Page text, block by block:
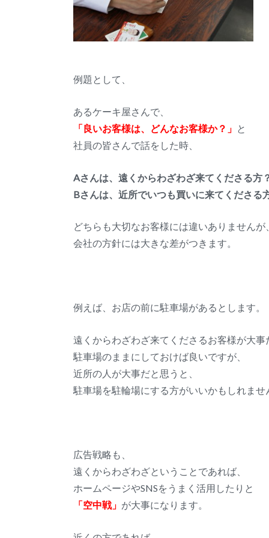
例題として、
あるケーキ屋さんで、
「良いお客様は、どんなお客様か？」 と
社員の皆さんで話をした時、
Aさんは、遠くからわざわざ来てくださる方
Bさんは、近所でいつも買いに来てくださる
どちらも大切なお客様には違いありませんが、
会社の方針には大きな差がつきます。
例えば、お店の前に駐車場があるとします。
遠くからわざわざ来てくださるお客様が大事
駐車場のままにしておけば良いですが、
近所の人が大事だと思うと、
駐車場を駐輪場にする方がいいかもしれませ
広告戦略も、
遠くからわざわざということであれば、
ホームページやSNSをうまく活用したりと
「空中戦」 が大事になります。